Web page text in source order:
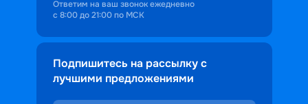
Ответим на ваш звонок ежедневно
с 8:00 до 21:00 по МСК
Подпишитесь на рассылку с
лучшими предложениями